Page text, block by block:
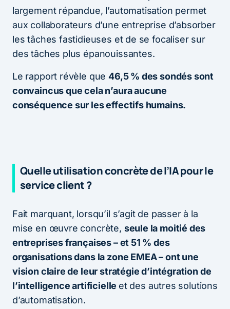
largement répandue, l’automatisation permet
aux collaborateurs d’une entreprise d’absorber
les tâches fastidieuses et de se focaliser sur
des tâches plus épanouissantes.
Le rapport révèle que46,5 % des sondés sont
convaincus que cela n’aura aucune
conséquence sur les effectifs humains.
Quelle utilisation concrète de l’IA pour le
service client ?
Fait marquant, lorsqu’il s’agit de passer à la
mise en œuvre concrète, seule la moitié des
entreprises françaises – et 51 % des
organisations dans la zone EMEA – ont une
vision claire de leur stratégie d’intégration de
l’intelligence artificielle et des autres solutions
d’automatisation.